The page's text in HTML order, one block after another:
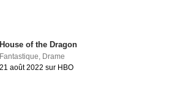
House of the Dragon
Fantastique Drame
21 août 2022 sur HBO